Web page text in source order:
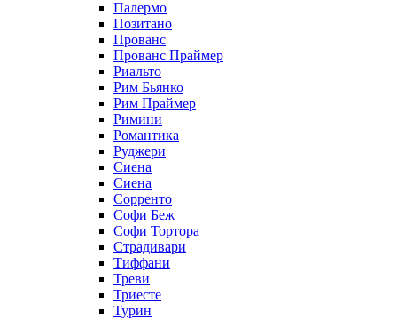
Палермо
Позитано
Прованс
Прованс Праймер
Риальто
Рим Бьянко
Рим Праймер
Римини
Романтика
Руджери
Сиена
Сиена
Сорренто
Софи Беж
Софи Тортора
Страдивари
Тиффани
Треви
Триесте
Турин